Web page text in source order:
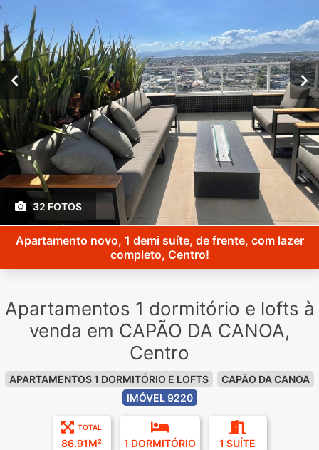
32 FOTOS
Apartamento novo, 1 demi suíte, de frente, com lazer
completo, Centro!
Apartamentos 1 dormitório e lofts à
venda em CAPÃO DA CANOA,
Centro
APARTAMENTOS 1 DORMITÓRIO E LOFTS
CAPÃO DA CANOA
IMÓVEL 9220
TOTAL
86.91M² 1 DORMITÓRIO 1 SUÍTE